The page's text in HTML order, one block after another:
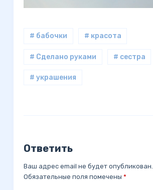
# бабочки # красота
# Сделано руками # сестра
# украшения
Ответить
Ваш адрес email не будет опубликован.
Обязательные поля помечены *